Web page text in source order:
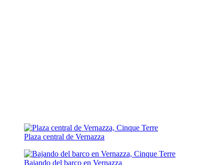
Plaza central de Vernazza
Bajando del barco en Vernazza